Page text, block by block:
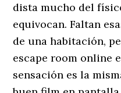
dista mucho del
equivocan. Faltan
de una habitación,
escape room online
sensación es la